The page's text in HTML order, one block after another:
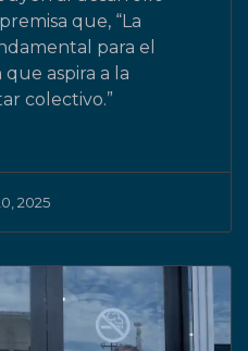
que, “La
para el
aspira a la
colectivo.”
2025